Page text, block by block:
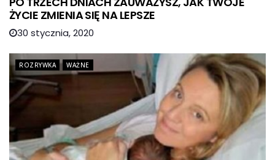
ŻYCIE ZMIENIA SIĘ NA LEPSZE
30 stycznia, 2020
ROZRYWKA WAŻNE